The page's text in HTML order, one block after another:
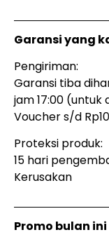
Garansi yang
Pengiriman:
Garansi tiba
jam 17:00
Voucher s/d
Proteksi produk:
15 hari
Kerusakan
Promo bulan ini